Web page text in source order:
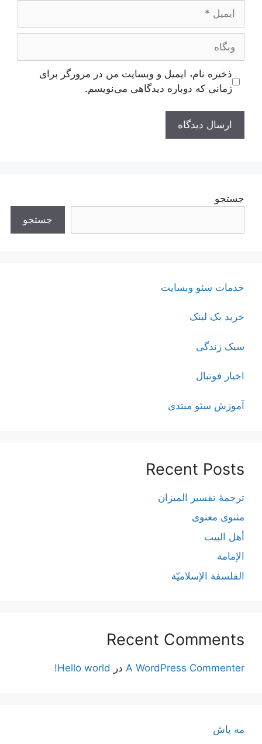
ایمیل
وبگاه
ذخیره نام، ایمیل و وبسایت من در مرورگر برای
زمانی که دوباره دیدگاهی می‌نویسم.
جستجو
جستجو
خدمات سئو وبسایت
خرید بک لینک
سبک زندگی
اخبار فوتبال
آموزش سئو مبتدی
Recent Posts
ترجمۀ تفسیر المیزان
مثنوی معنوی
أهل البيت
الإمامة
الفلسفة الإسلاميّة
Recent Comments
A WordPress Commenter در Hello world!
مه پاش